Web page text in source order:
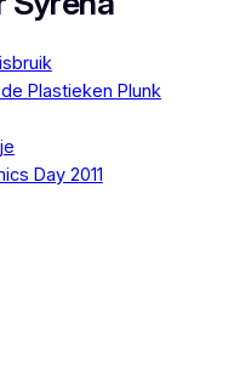
Plastieken Plunk
Day 2011